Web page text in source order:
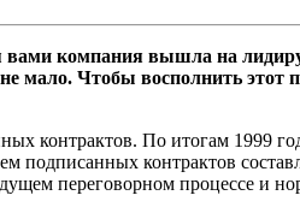
компания вышла на
Чтобы восполнить этот
контрактов. По итогам 1999
подписанных контрактов
переговорном процессе и